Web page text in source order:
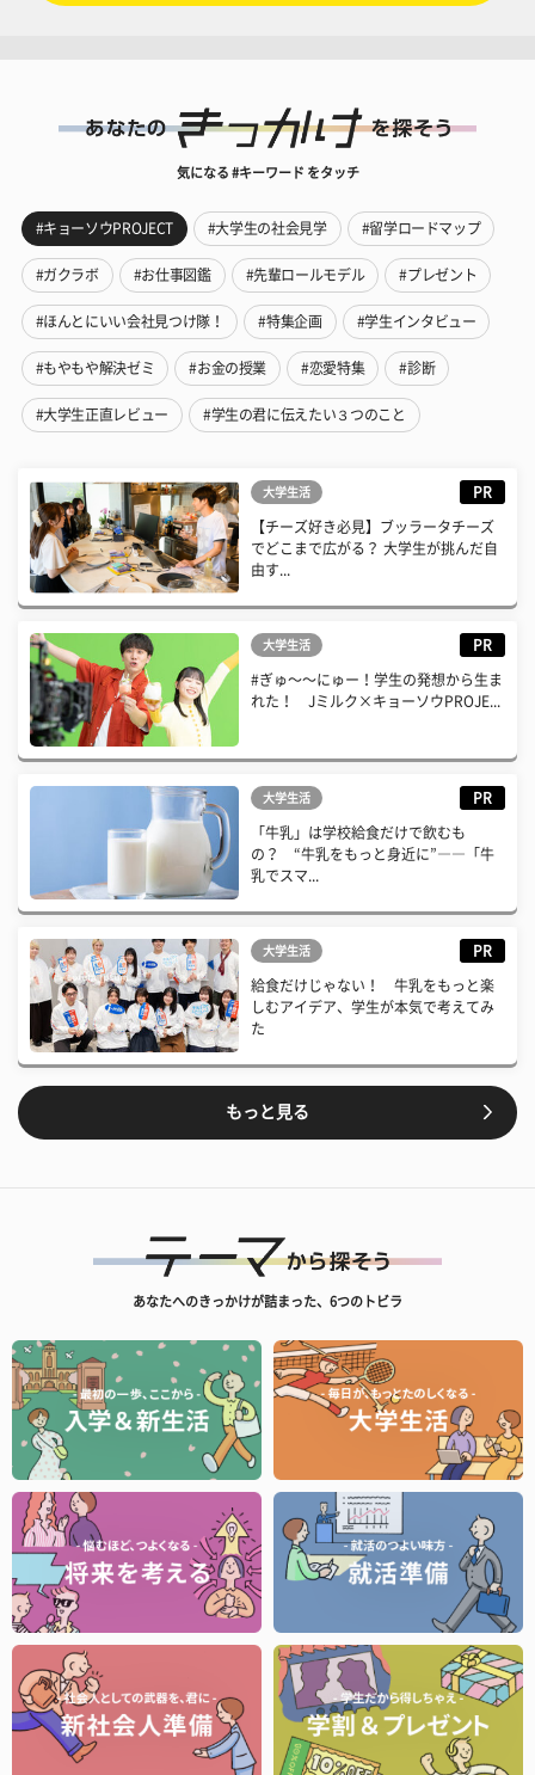
気になる #キーワード をタッチ
#キョーソウPROJECT #大学生の社会見学 #留学ロードマップ
#ガクラボ #お仕事図鑑 #先輩ロールモデル #プレゼント
#ほんとにいい会社見つけ隊！ #特集企画 #学生インタビュー
#もやもや解決ゼミ #お金の授業 #恋愛特集 #診断
#大学生正直レビュー #学生の君に伝えたい３つのこと
大学生活 PR
【チーズ好き必見】ブッラータチーズ
でどこまで広がる？ 大学生が挑んだ自
由す...
大学生活 PR
#ぎゅ〜〜にゅー！学生の発想から生ま
れた！ Jミルク×キョーソウPROJE...
大学生活 PR
「牛乳」は学校給食だけで飲むも
の？ “牛乳をもっと身近に”――「牛
乳でスマ...
大学生活 PR
給食だけじゃない！ 牛乳をもっと楽
しむアイデア、学生が本気で考えてみ
た
もっと見る
あなたへのきっかけが詰まった、6つのトビラ